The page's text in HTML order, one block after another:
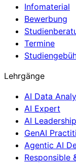
Infomaterial
Bewerbung
Termine
Lehrgänge
AI Data
AI Expert
AI Leadership
GenAI
Agentic AI
Responsible